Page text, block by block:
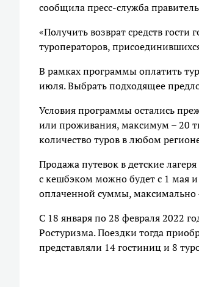
сообщила пресс-служба
«Получить возврат средств
туроператоров,
В рамках программы оплатить
июля. Выбрать подходящее
Условия программы остались
или проживания, максимум – 20
количество туров в любом
Продажа путевок в детские
с кешбэком можно будет с 1 мая и
оплаченной суммы, максимально
С 18 января по 28 февраля 2022
Ростуризма. Поездки тогда
представляли 14 гостиниц и 8